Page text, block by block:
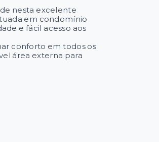
nesta excelente
em condomínio
e fácil acesso aos
conforto em todos os
área externa para